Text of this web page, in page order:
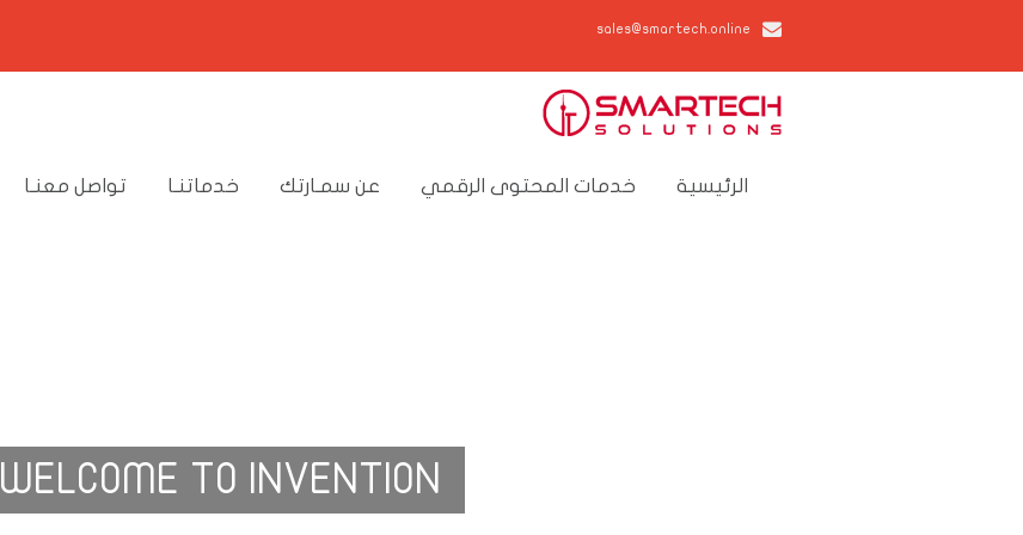
sales@smartech.online
الرئيسية خدمات المحتوى الرقمي عن سمـارتك خدماتنـا تواصل معنـا
WELCOME TO INVENTION